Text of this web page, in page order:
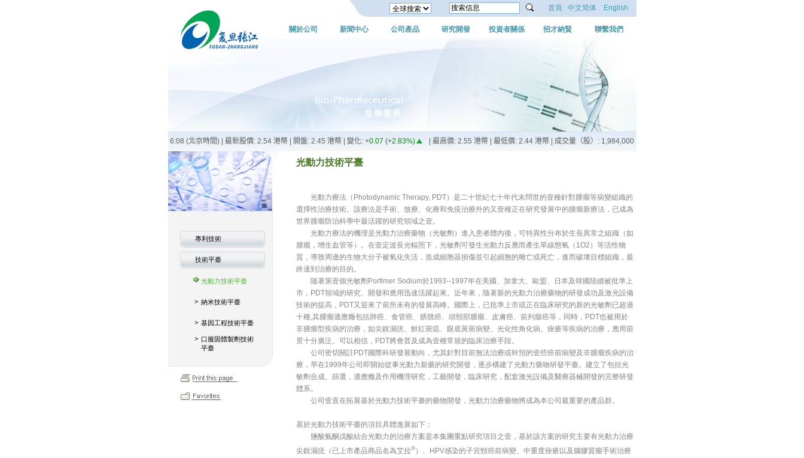
首頁 中文简体 English
關於公司 新聞中心 公司產品 研究開發 投資者關係 招才納賢 聯繫我們
專利技術
技術平臺
光動力技術平臺
> 納米技術平臺
> 基因工程技術平臺
> 口服固體製劑技術
平臺
光動力技術平臺
光動力療法（Photodynamic Therapy, PDT）是二十世紀七十年代末問世的壹種針對腫瘤等病變組織的
選擇性治療技術。該療法是手術、放療、化療和免疫治療外的又壹種正在研究發展中的腫瘤新療法，已成為
世界腫瘤防治科學中最活躍的研究領域之壹。
光動力療法的機理是光動力治療藥物（光敏劑）進入患者體內後，可特異性分布於生長異常之組織（如
腫瘤，增生血管等）。在壹定波長光輻照下，光敏劑可發生光動力反應而產生單線態氧（1O2）等活性物
質，導致周邊的生物大分子被氧化失活，造成細胞器損傷並引起細胞的雕亡或死亡，進而破壞目標組織，最
終達到治療的目的。
隨著第壹個光敏劑Porfimer Sodium於1993--1997年在美國、加拿大、歐盟、日本及韓國陸續被批準上
市，PDT領域的研究、開發和應用迅速活躍起來。近年來，隨著新的光動力治療藥物的研發成功及激光設備
技術的提高，PDT又迎來了前所未有的發展高峰。國際上，已批準上市或正在臨床研究的新的光敏劑已超過
十種,其腫瘤適應癥包括肺癌、食管癌、膀胱癌、頭頸部腫瘤、皮膚癌、前列腺癌等，同時，PDT也被用於
非腫瘤型疾病的治療，如尖銳濕疣、鮮紅斑痣、眼底黃斑病變、光化性角化病、痤瘡等疾病的治療，應用前
景十分廣泛。可以相信，PDT將會普及成為壹種常規的臨床治療手段。
公司密切關註PDT國際科研發展動向，尤其針對目前無法治療或幹預的壹些癌前病變及非腫瘤疾病的治
療，早在1999年公司即開始從事光動力新藥的研究開發，逐步構建了光動力藥物研發平臺。建立了包括光
敏劑合成、篩選，適應癥及作用機理研究，工藝開發，臨床研究，配套激光設備及醫療器械開發的完整研發
體系。
公司壹直在拓展基於光動力技術平臺的藥物開發，光動力治療藥物將成為本公司最重要的產品群。
基於光動力技術平臺的項目具體進展如下：
鹽酸氨酮戊酸結合光動力的治療方案是本集團重點研究項目之壹，基於該方案的研究主要有光動力治療
尖銳濕疣（已上市產品商品名為艾拉®）、HPV感染的子宮頸癌前病變、中重度痤瘡以及腦膠質瘤手術治療